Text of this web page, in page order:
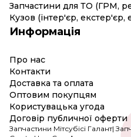
Запчастини для ТО (ГРМ,
Кузов (інтер'єр, екстер'єр,
Информація
Про нас
Контакти
Доставка та оплата
Оптовим покупцям
Користувацька угода
Договір публичної оферти
Запчастини Мітсубісі Галант|